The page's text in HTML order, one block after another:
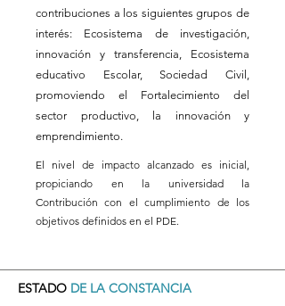
contribuciones a los siguientes grupos de
interés: Ecosistema de investigación,
innovación y transferencia, Ecosistema
educativo Escolar, Sociedad Civil,
promoviendo el Fortalecimiento del
sector productivo, la innovación y
emprendimiento.
El nivel de impacto alcanzado es inicial,
propiciando en la universidad la
Contribución con el cumplimiento de los
objetivos definidos en el PDE.
ESTADO DE LA CONSTANCIA